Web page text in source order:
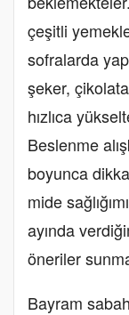
çeşitli
sofralarda
şeker,
hızlıca
Beslenme
boyunca
mide
ayında
öneriler
Bayram